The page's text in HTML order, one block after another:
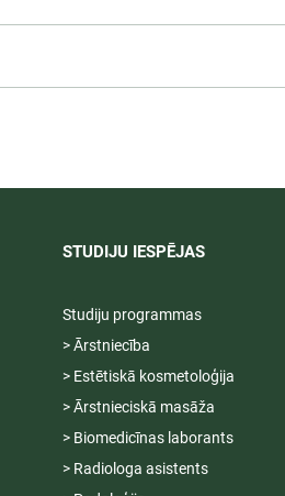
STUDIJU IESPĒJAS
Studiju programmas
> Ārstniecība
> Estētiskā kosmetoloģija
> Ārstnieciskā masāža
> Biomedicīnas laborants
> Radiologa asistents